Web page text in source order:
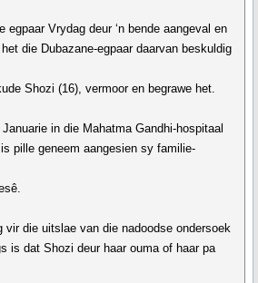
egpaar Vrydag deur ‘n bende aangeval en
die Dubazane-egpaar daarvan beskuldig
Shozi (16), vermoor en begrawe het.
in die Mahatma Gandhi-hospitaal
pille geneem aangesien sy familie-
vir die uitslae van die nadoodse ondersoek
is dat Shozi deur haar ouma of haar pa